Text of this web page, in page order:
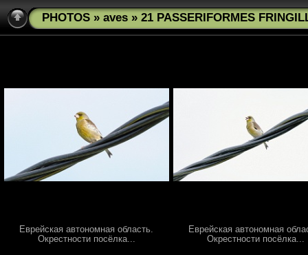
PHOTOS » aves » 21 PASSERIFORMES
Еврейская автономная область.
Окрестности посёлка...
Еврейская автономная
Окрестности посёлка...